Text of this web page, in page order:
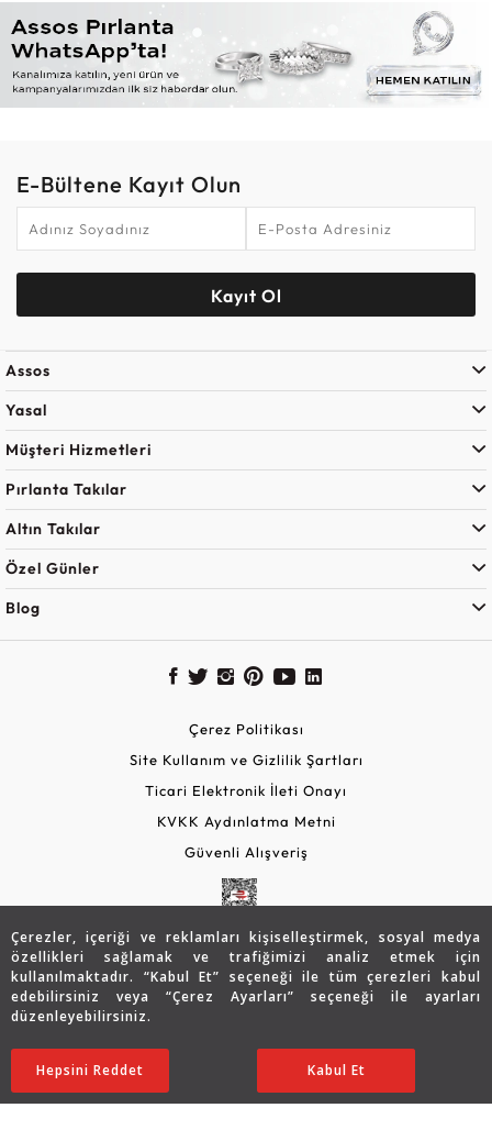
Çerezler, içeriği ve reklamları kişiselleştirmek, sosyal medya
özellikleri sağlamak ve trafiğimizi analiz etmek için
kullanılmaktadır. “Kabul Et” seçeneği ile tüm çerezleri kabul
edebilirsiniz veya “Çerez Ayarları” seçeneği ile ayarları
düzenleyebilirsiniz.
Ayarları Düzenle
Hepsini Reddet Kabul Et
95.185 TL
66.662TL SATIN ALIN
E-Bültene Kayıt Olun
Kayıt Ol
Assos
Yasal
Müşteri Hizmetleri
Pırlanta Takılar
Altın Takılar
Özel Günler
Blog
Çerez Politikası
Site Kullanım ve Gizlilik Şartları
Ticari Elektronik İleti Onayı
KVKK Aydınlatma Metni
Güvenli Alışveriş
Copyright © 2026 Assos Pırlanta - Bu sitenin tüm hakları